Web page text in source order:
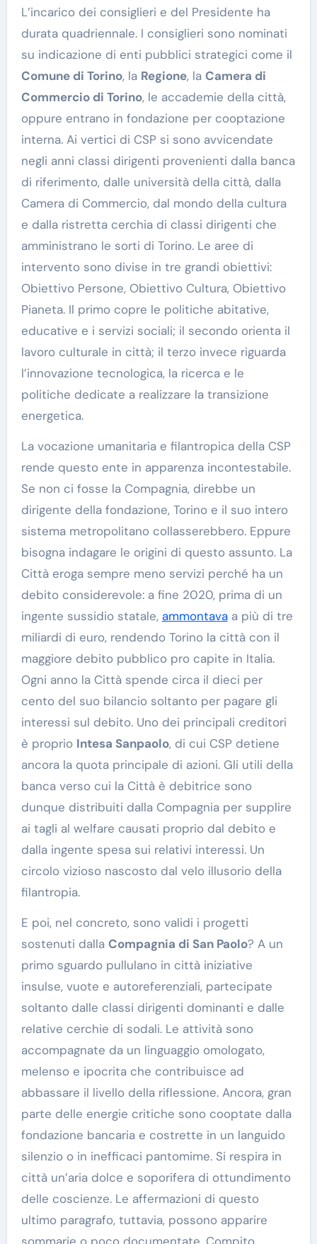
L’incarico dei consiglieri e del Presidente ha
durata quadriennale. I consiglieri sono nominati
su indicazione di enti pubblici strategici come il
Comune di Torino, la Regione, la Camera di
Commercio di Torino, le accademie della città,
oppure entrano in fondazione per cooptazione
interna. Ai vertici di CSP si sono avvicendate
negli anni classi dirigenti provenienti dalla banca
di riferimento, dalle università della città, dalla
Camera di Commercio, dal mondo della cultura
e dalla ristretta cerchia di classi dirigenti che
amministrano le sorti di Torino. Le aree di
intervento sono divise in tre grandi obiettivi:
Obiettivo Persone, Obiettivo Cultura, Obiettivo
Pianeta. Il primo copre le politiche abitative,
educative e i servizi sociali; il secondo orienta il
lavoro culturale in città; il terzo invece riguarda
l’innovazione tecnologica, la ricerca e le
politiche dedicate a realizzare la transizione
energetica.
La vocazione umanitaria e filantropica della CSP
rende questo ente in apparenza incontestabile.
Se non ci fosse la Compagnia, direbbe un
dirigente della fondazione, Torino e il suo intero
sistema metropolitano collasserebbero. Eppure
bisogna indagare le origini di questo assunto. La
Città eroga sempre meno servizi perché ha un
debito considerevole: a fine 2020, prima di un
ingente sussidio statale, ammontava a più di tre
miliardi di euro, rendendo Torino la città con il
maggiore debito pubblico pro capite in Italia.
Ogni anno la Città spende circa il dieci per
cento del suo bilancio soltanto per pagare gli
interessi sul debito. Uno dei principali creditori
è proprio Intesa Sanpaolo, di cui CSP detiene
ancora la quota principale di azioni. Gli utili della
banca verso cui la Città è debitrice sono
dunque distribuiti dalla Compagnia per supplire
ai tagli al welfare causati proprio dal debito e
dalla ingente spesa sui relativi interessi. Un
circolo vizioso nascosto dal velo illusorio della
filantropia.
E poi, nel concreto, sono validi i progetti
sostenuti dalla Compagnia di San Paolo? A un
primo sguardo pullulano in città iniziative
insulse, vuote e autoreferenziali, partecipate
soltanto dalle classi dirigenti dominanti e dalle
relative cerchie di sodali. Le attività sono
accompagnate da un linguaggio omologato,
melenso e ipocrita che contribuisce ad
abbassare il livello della riflessione. Ancora, gran
parte delle energie critiche sono cooptate dalla
fondazione bancaria e costrette in un languido
silenzio o in inefficaci pantomime. Si respira in
città un’aria dolce e soporifera di ottundimento
delle coscienze. Le affermazioni di questo
ultimo paragrafo, tuttavia, possono apparire